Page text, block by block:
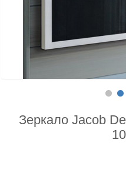
Зеркало Jacob